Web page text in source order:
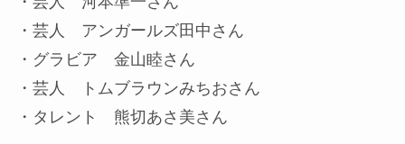
・芸人 アンガールズ田中さん
・グラビア 金山睦さん
・芸人 トムブラウンみちおさん
・タレント 熊切あさ美さん